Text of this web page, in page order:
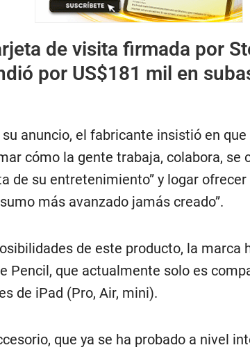
de visita firmada por
por US$181 mil en
anuncio, el fabricante insistió en
cómo la gente trabaja, colabora, se
de su entretenimiento” y logar ofrecer
más avanzado jamás creado”.
de este producto, la marca
Pencil, que actualmente solo es
de iPad (Pro, Air, mini).
que ya se ha probado a nivel